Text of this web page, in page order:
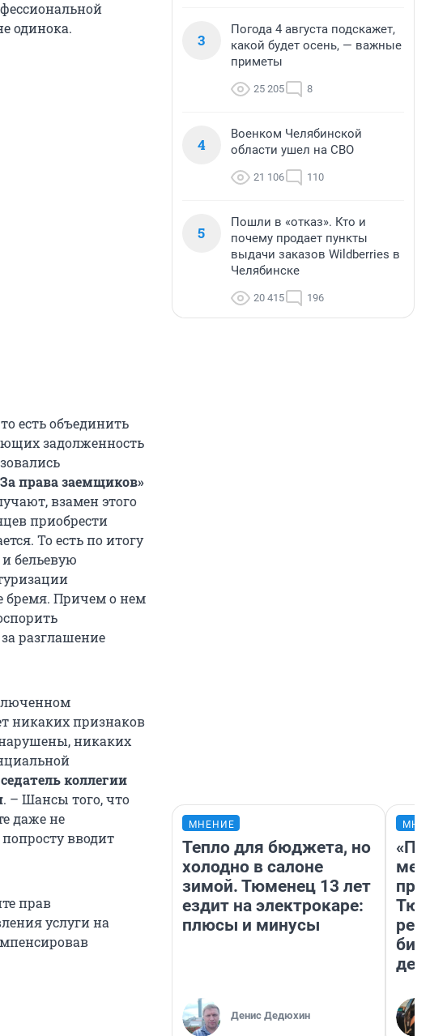
одинока.
есть объединить
задолженность
права заемщиков»
взамен этого
приобрести
То есть по итогу
бельевую
бремя. Причем о нем
разглашение
никаких признаков
никаких
коллегии
. – Шансы того, что
даже не
вводит
прав
услуги на
3
Погода 4 августа подскажет,
какой будет осень, — важные
приметы
25 205 8
4
Военком Челябинской
области ушел на СВО
21 106 110
5
Пошли в «отказ». Кто и
почему продает пункты
выдачи заказов Wildberries в
Челябинске
20 415 196
МНЕНИЕ
Тепло для бюджета, но
холодно в салоне
зимой. Тюменец 13 лет
ездит на электрокаре:
плюсы и минусы
Денис Дедюхин